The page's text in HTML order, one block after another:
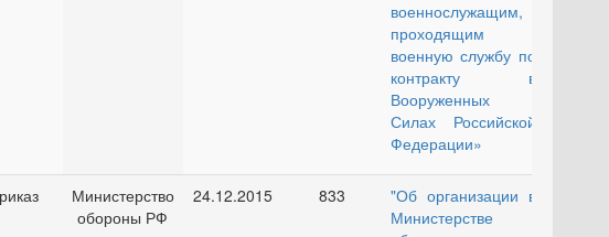
военнослужащим,
проходящим
военную службу по
контракту в
Вооруженных
Силах Российской
Федерации»
Министерство
обороны РФ
24.12.2015 833
"Об организации в
Министерстве